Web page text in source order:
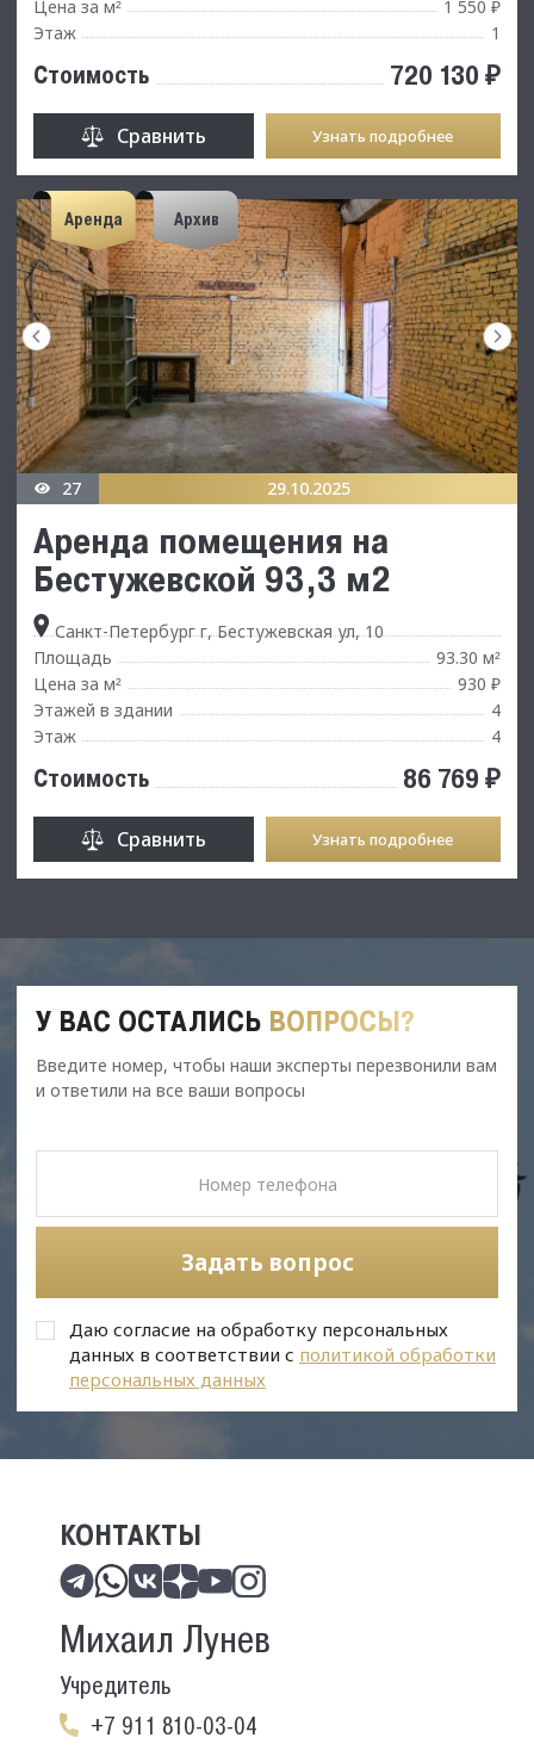
Цена за м²
1 550 ₽
Этаж
1
Стоимость 720 130 ₽
Сравнить Узнать подробнее
Аренда Архив
27 29.10.2025
Аренда помещения на
Бестужевской 93,3 м2
Санкт-Петербург г, Бестужевская ул, 10
Площадь
93.30 м²
Цена за м²
930 ₽
Этажей в здании
4
Этаж
4
Стоимость 86 769 ₽
Сравнить Узнать подробнее
У ВАС ОСТАЛИСЬ ВОПРОСЫ?
Введите номер, чтобы наши эксперты перезвонили вам
и ответили на все ваши вопросы
Задать вопрос
Даю согласие на обработку персональных
данных в соответствии с политикой обработки
персональных данных
КОНТАКТЫ
Михаил Лунев
Учредитель
+7 911 810-03-04